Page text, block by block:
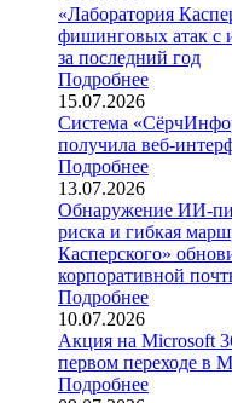
«Лаборатория
фишинговых атак с
за последний год
Подробнее
15.07.2026
Система
получила веб-
Подробнее
13.07.2026
Обнаружение ИИ-
риска и гибкая
Касперского»
корпоративной
Подробнее
10.07.2026
Акция на Microsoft
первом переходе в
Подробнее